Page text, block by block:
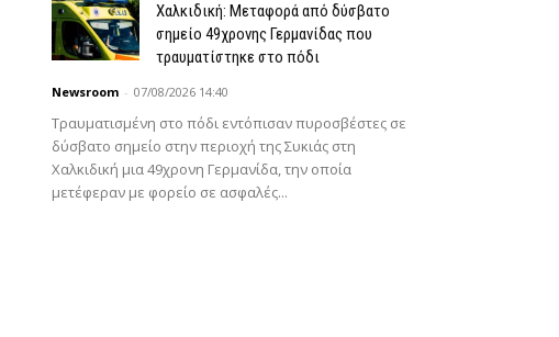
Χαλκιδική: Μεταφορά από δύσβατο
σημείο 49χρονης Γερμανίδας που
τραυματίστηκε στο πόδι
Newsroom - 07/08/2026 14:40
Τραυματισμένη στο πόδι εντόπισαν πυροσβέστες σε
δύσβατο σημείο στην περιοχή της Συκιάς στη
Χαλκιδική μια 49χρονη Γερμανίδα, την οποία
μετέφεραν με φορείο σε ασφαλές...